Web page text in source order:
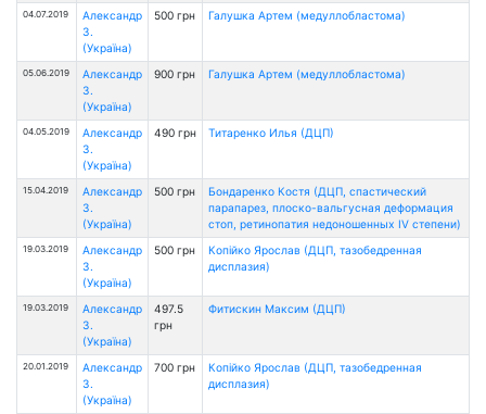
04.07.2019
Александр
З.
(Україна)
500 грн Галушка Артем (медуллобластома)
05.06.2019
Александр
З.
(Україна)
900 грн Галушка Артем (медуллобластома)
04.05.2019
Александр
З.
(Україна)
490 грн Титаренко Илья (ДЦП)
15.04.2019
Александр
З.
(Україна)
500 грн
Бондаренко Костя (ДЦП, спастический
парапарез, плоско-вальгусная деформация
стоп, ретинопатия недоношенных ІV степени)
19.03.2019
Александр
З.
(Україна)
500 грн
Копійко Ярослав (ДЦП, тазобедренная
дисплазия)
19.03.2019
Александр
З.
(Україна)
497.5
грн
Фитискин Максим (ДЦП)
20.01.2019
Александр
З.
(Україна)
700 грн
Копійко Ярослав (ДЦП, тазобедренная
дисплазия)